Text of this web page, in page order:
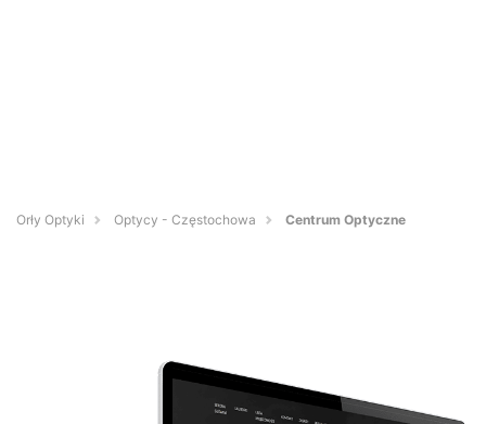
Orły Optyki Optycy - Częstochowa Centrum Optyczne